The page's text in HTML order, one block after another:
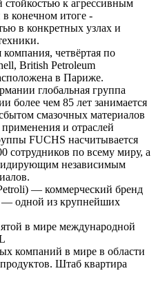
стойкостью к агрессивным
конечном итоге -
в конкретных узлах и
компания, четвёртая по
British Petroleum
в Париже.
глобальная группа
более чем 85 лет занимается
смазочных материалов
применения и отраслей
FUCHS насчитывается
сотрудников по всему миру, а
независимым
— коммерческий бренд
— одной из крупнейших
в мире международной
компаний в мире в области
Штаб квартира